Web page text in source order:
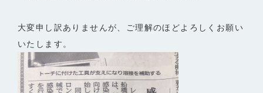
大変申し訳ありませんが、ご理解のほどよろしくお願い
いたします。